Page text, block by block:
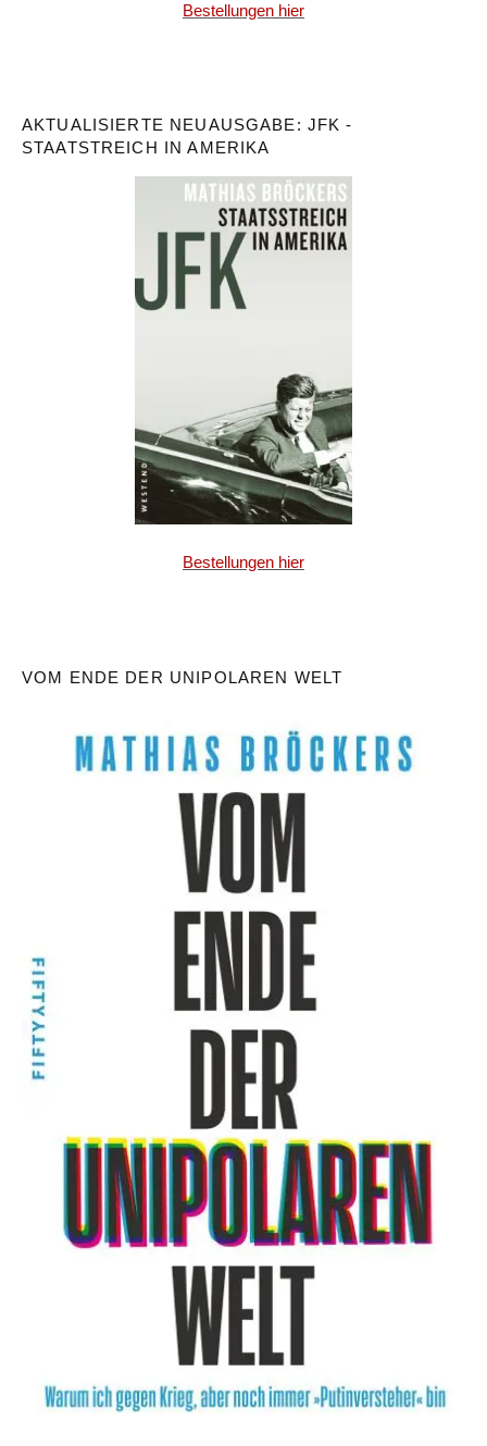
Bestellungen hier
AKTUALISIERTE NEUAUSGABE: JFK -
STAATSTREICH IN AMERIKA
Bestellungen hier
VOM ENDE DER UNIPOLAREN WELT